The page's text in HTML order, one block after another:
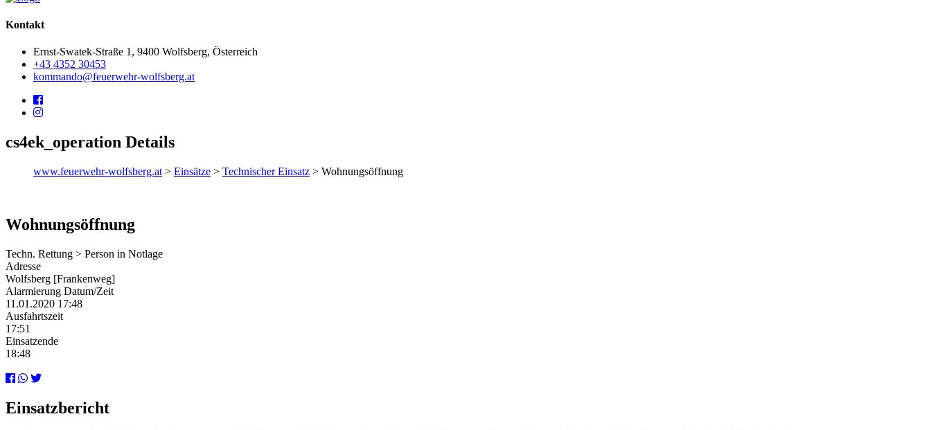
Kontakt
Ernst-Swatek-Straße 1, 9400 Wolfsberg, Österreich
+43 4352 30453
kommando@feuerwehr-wolfsberg.at
cs4ek_operation Details
www.feuerwehr-wolfsberg.at > Einsätze > Technischer Einsatz > Wohnungsöffnung
Wohnungsöffnung
Techn. Rettung > Person in Notlage
Adresse
Wolfsberg [Frankenweg]
Alarmierung Datum/Zeit
11.01.2020 17:48
Ausfahrtszeit
17:51
Einsatzende
18:48
Einsatzbericht